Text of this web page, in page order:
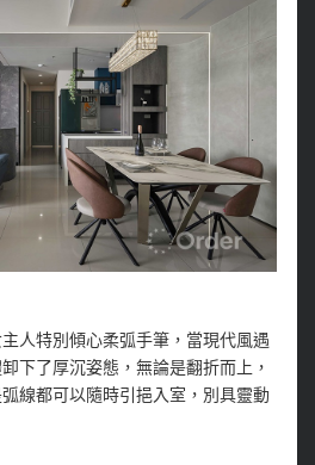
主人特別傾心柔弧手筆，當現代風遇
下了厚沉姿態，無論是翻折而上，
線都可以隨時引挹入室，別具靈動